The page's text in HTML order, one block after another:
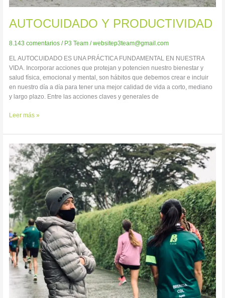
AUTOCUIDADO Y PRODUCTIVIDAD
8.143 comentarios / P3 Team /websitep3team@gmail.com
EL AUTOCUIDADO ES UNA PRÁCTICA FUNDAMENTAL EN NUESTRA
VIDA. Incorporar acciones que protejan y potencien nuestro bienestar y
salud física, emocional y mental, son hábitos que debemos crear e incluir
en nuestro día a día para tener una mejor calidad de vida a corto, mediano
y largo plazo. Entre las acciones claves y generales de
Leer más »
¡TOMEMOS
DECISIONES
INTELIGENTES!